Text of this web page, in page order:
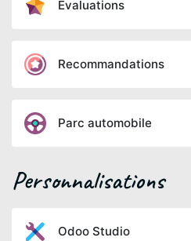
Évaluations
Recommandations
Parc automobile
Personnalisations
Odoo Studio